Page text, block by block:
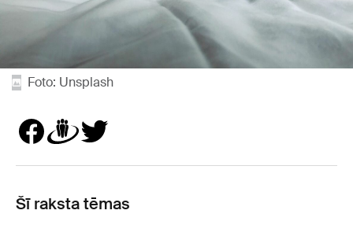
Foto: Unsplash
Šī raksta tēmas